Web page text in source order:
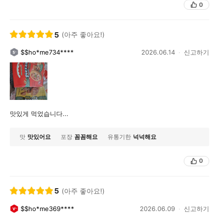
0
5 (아주 좋아요!)
$$ho*me734**** 2026.06.14 신고하기
맛있게 먹었습니다...
맛 맛있어요 포장 꼼꼼해요 유통기한 넉넉해요
0
5 (아주 좋아요!)
$$ho*me369**** 2026.06.09 신고하기